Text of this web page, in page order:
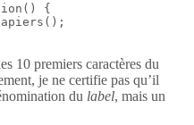
{
10 premiers caractères du
je ne certifie pas qu’il
du label, mais un